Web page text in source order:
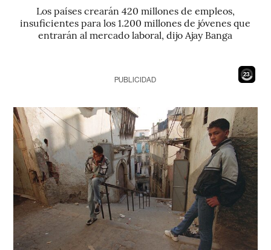
Los países crearán 420 millones de empleos,
insuficientes para los 1.200 millones de jóvenes que
entrarán al mercado laboral, dijo Ajay Banga
21
PUBLICIDAD